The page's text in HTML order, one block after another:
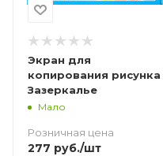
Экран для
копирования рисунка
Зазеркалье
Мало
Розничная цена
277 руб./шт